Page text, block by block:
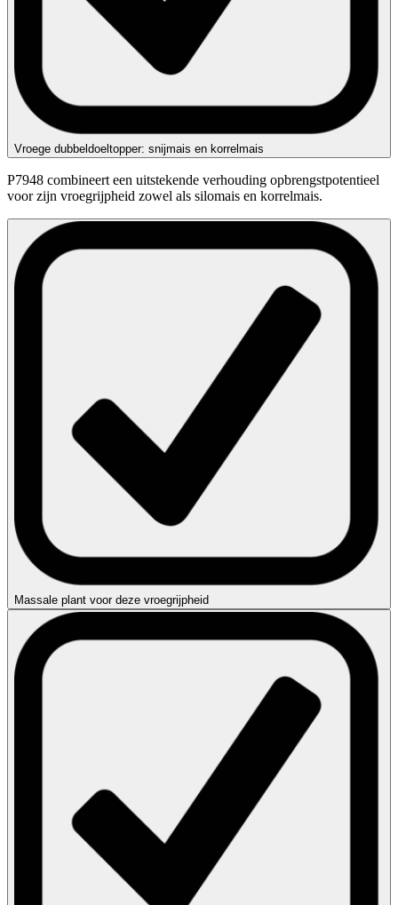
Vroege dubbeldoeltopper: snijmais en korrelmais
P7948 combineert een uitstekende verhouding opbrengstpotentieel
voor zijn vroegrijpheid zowel als silomais en korrelmais.
Massale plant voor deze vroegrijpheid